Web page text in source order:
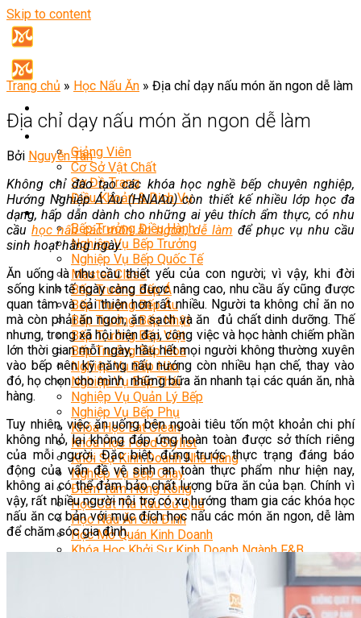
Skip to content
Giới Thiệu
Giảng Viên
Cơ Sở Vật Chất
Sơ Đồ Trang
Điều Khoản & Dịch Vụ
Khóa Học
Bếp Trưởng Điều Hành
Nghiệp Vụ Bếp Trưởng
Nghiệp Vụ Bếp Quốc Tế
Master Class
Bếp Trưởng Bếp Á
Bếp Trưởng Bếp Âu
Bếp Trưởng Bếp Nhật
Bếp Trưởng Bếp Việt
Bếp Trưởng Bếp Hoa
Nghiệp Vụ Bếp Hàn
Nghiệp Vụ Bếp Thái
Nghiệp Vụ Quản Lý Bếp
Nghiệp Vụ Bếp Phụ
Khóa Học Eat Clean
Khóa Học Food Stylist
Khởi Sự Kinh Doanh Nhà Hàng
Nghiệp Vụ Bếp Chay
Điểm Tâm Hồng Kông
Học Cắt Tỉa Rau Củ Quả
Học Nấu Ăn Gia Đình
Học Mở Quán Kinh Doanh
Khóa Học Khởi Sự Kinh Doanh Ngành F&B
Bí Quyết Kinh Doanh Và Vận Hành Mô Hình Ẩm
Trang chủ » Học Nấu Ăn » Địa chỉ dạy nấu món ăn ngon dễ làm
Địa chỉ dạy nấu món ăn ngon dễ làm
Bởi Nguyễn Tân
Không chỉ đào tạo các khóa học nghề bếp chuyên nghiệp,
Hướng Nghiệp Á Âu (HNAAu) còn thiết kế nhiều lớp học đa
dạng, hấp dẫn dành cho những ai yêu thích ẩm thực, có nhu
cầuhọc nấu các món ăn ngon, dễ làm để phục vụ nhu cầu
sinh hoạt hằng ngày.
Ăn uống là nhu cầu thiết yếu của con người; vì vậy, khi đời
sống kinh tế ngày càng được nâng cao, nhu cầu ấy cũng được
quan tâm và cải thiện hơn rất nhiều. Người ta không chỉ ăn no
mà còn phải ăn ngon, ăn sạch và ăn đủ chất dinh dưỡng. Thế
nhưng, trong xã hội hiện đại, công việc và học hành chiếm phần
lớn thời gian mỗi ngày, hầu hết mọi người không thường xuyên
vào bếp nên kỹ năng nấu nướng còn nhiều hạn chế, thay vào
đó, họ chọn cho mình những bữa ăn nhanh tại các quán ăn, nhà
hàng.
Tuy nhiên, việc ăn uống bên ngoài tiêu tốn một khoản chi phí
không nhỏ, lại không đáp ứng hoàn toàn được sở thích riêng
của mỗi người. Đặc biệt, đứng trước thực trạng đáng báo
động của vấn đề vệ sinh an toàn thực phẩm như hiện nay,
không ai có thể đảm bảo chất lượng bữa ăn của bạn. Chính vì
vậy, rất nhiều người nội trợ có xu hướng tham gia các khóa học
nấu ăn cơ bản với mục đích học nấu các món ăn ngon, dễ làm
để chăm sóc gia đình.